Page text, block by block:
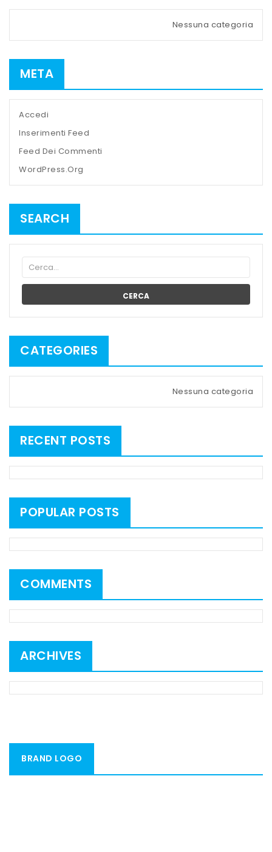
Nessuna categoria
META
Accedi
Inserimenti Feed
Feed Dei Commenti
WordPress.org
SEARCH
CERCA
CATEGORIES
Nessuna categoria
RECENT POSTS
POPULAR POSTS
COMMENTS
ARCHIVES
BRAND LOGO